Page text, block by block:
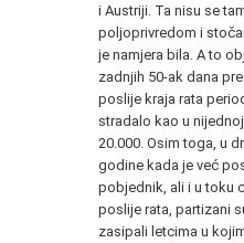
i Austriji. Ta nisu se
poljoprivredom i
je namjera bila. A to
zadnjih 50-ak dana
poslije kraja rata
stradalo kao u
20.000. Osim toga, u
godine kada je već
pobjednik, ali i u toku
poslije rata, partizani
zasipali letcima u